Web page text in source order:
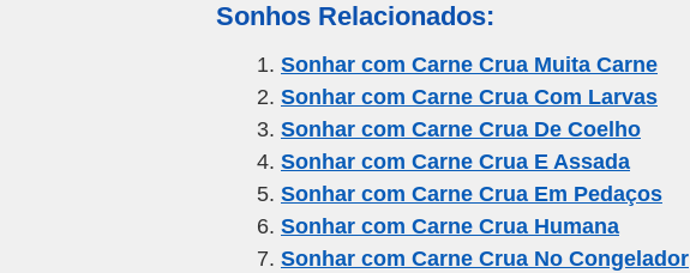
ail c
e
b
o
o
k
tt
er
e
gr
a
m
at
s
A
p
p
e
Sonhos Relacionados:
Sonhar com Carne Crua Muita Carne
Sonhar com Carne Crua Com Larvas
Sonhar com Carne Crua De Coelho
Sonhar com Carne Crua E Assada
Sonhar com Carne Crua Em Pedaços
Sonhar com Carne Crua Humana
Sonhar com Carne Crua No Congelador